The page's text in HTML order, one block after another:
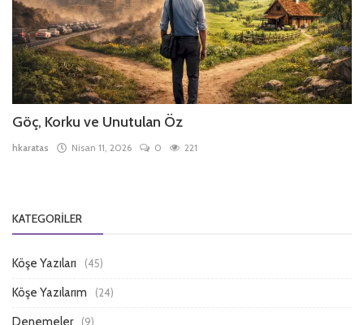
Göç, Korku ve Unutulan Öz
hkaratas Nisan 11, 2026 0 221
KATEGORILER
Köşe Yazıları (45)
Köşe Yazılarım (24)
(9)